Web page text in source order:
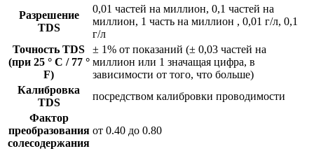
Разрешение
TDS
0,01 частей на миллион, 0,1 частей на
миллион, 1 часть на миллион , 0,01 г/л, 0,1
г/л
Точность TDS
(при 25 ° C / 77 °
F)
± 1% от показаний (± 0,03 частей на
миллион или 1 значащая цифра, в
зависимости от того, что больше)
Калибровка
TDS
посредством калибровки проводимости
Фактор
преобразования
солесодержания
от 0.40 до 0.80